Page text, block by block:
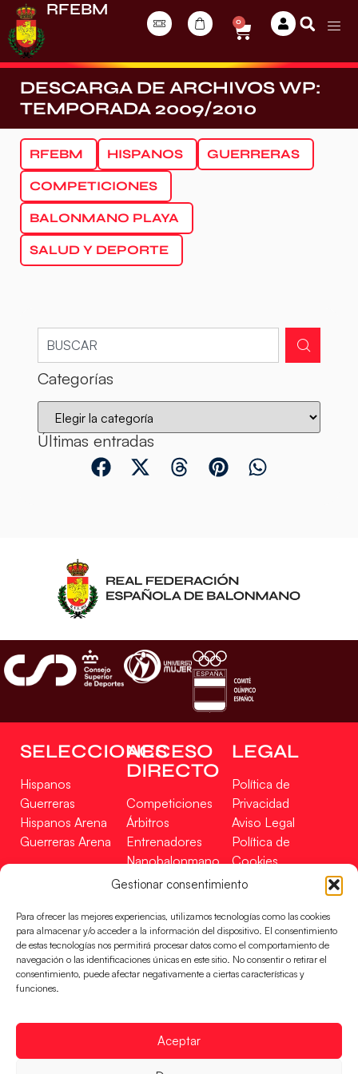
Gestionar consentimiento
Para ofrecer las mejores experiencias, utilizamos tecnologías como las cookies
para almacenar y/o acceder a la información del dispositivo. El consentimiento
de estas tecnologías nos permitirá procesar datos como el comportamiento de
navegación o las identificaciones únicas en este sitio. No consentir o retirar el
consentimiento, puede afectar negativamente a ciertas características y
funciones.
Aceptar
RFEBM
0
DESCARGA DE ARCHIVOS WP:
TEMPORADA 2009/2010
RFEBM HISPANOS GUERRERAS
COMPETICIONES
BALONMANO PLAYA
SALUD Y DEPORTE
Categorías
Últimas entradas
SELECCIONES
Hispanos
Guerreras
Hispanos Arena
Guerreras Arena
ACCESO
DIRECTO
Competiciones
Árbitros
Entrenadores
Nanobalonmano
Tienda
LEGAL
Política de
Privacidad
Aviso Legal
Política de
Cookies
Mapa Web
Incidencias
CONTACTO
EN
FINANCIADO